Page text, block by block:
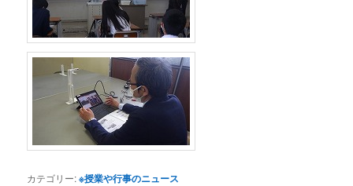
カテゴリー:※授業や行事のニュース